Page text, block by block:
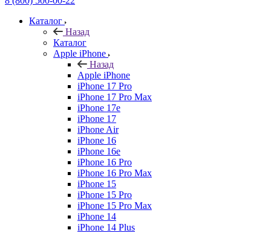
Каталог
Назад
Каталог
Apple iPhone
Назад
Apple iPhone
iPhone 17 Pro
iPhone 17 Pro Max
iPhone 17e
iPhone 17
iPhone Air
iPhone 16
iPhone 16e
iPhone 16 Pro
iPhone 16 Pro Max
iPhone 15
iPhone 15 Pro
iPhone 15 Pro Max
iPhone 14
iPhone 14 Plus